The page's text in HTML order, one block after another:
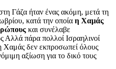
Γάζα ήταν ένας ακόμη, μετά τη
κατά την οποία η Χαμάς
και συνέλαβε
Αλλά πάρα πολλοί Ισραηλινοί
Χαμάς δεν εκπροσωπεί όλους
αξίωση για το δικό τους